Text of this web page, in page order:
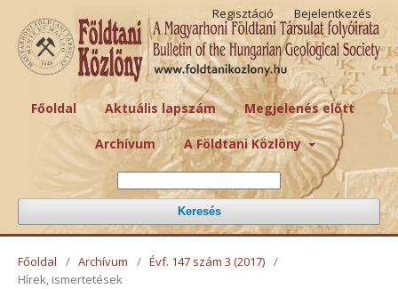
Főoldal Aktuális lapszám Megjelenés előtt
Archívum A Földtani Közlöny
Keresés
Regisztáció Bejelentkezés
Főoldal / Archívum / Évf. 147 szám 3 (2017) /
Hírek, ismertetések